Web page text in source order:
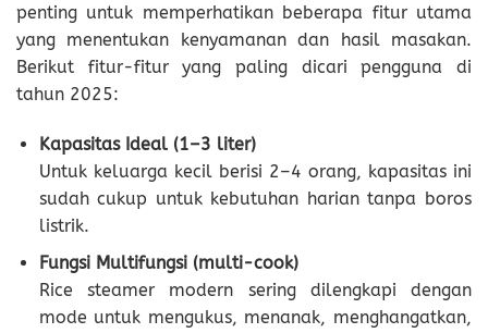
penting untuk memperhatikan beberapa fitur utama
yang menentukan kenyamanan dan hasil masakan.
Berikut fitur-fitur yang paling dicari pengguna di
tahun 2025:
Kapasitas Ideal (1–3 liter)
Untuk keluarga kecil berisi 2–4 orang, kapasitas ini
sudah cukup untuk kebutuhan harian tanpa boros
listrik.
Fungsi Multifungsi (multi-cook)
Rice steamer modern sering dilengkapi dengan
mode untuk mengukus, menanak, menghangatkan,